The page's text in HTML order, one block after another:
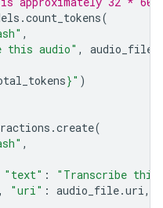
.count_tokens(
,
this audio" , audio_file
}" )
.create(
,
"text" :
"Transcribe this
, "uri" : audio_file.uri,